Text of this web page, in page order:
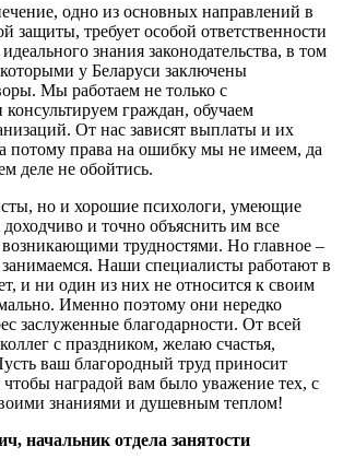
одно из основных направлений в
защиты, требует особой ответственности
знания законодательства, в том
которыми у Беларуси заключены
Мы работаем не только с
граждан, обучаем
От нас зависят выплаты и их
потому права на ошибку мы не имеем, да
деле не обойтись.
но и хорошие психологи, умеющие
и точно объяснить им все
трудностями. Но главное –
Наши специалисты работают в
и ни один из них не относится к своим
Именно поэтому они нередко
заслуженные благодарности. От всей
с праздником, желаю счастья,
ваш благородный труд приносит
чтобы наградой вам было уважение тех, с
знаниями и душевным теплом!
начальник отдела занятости